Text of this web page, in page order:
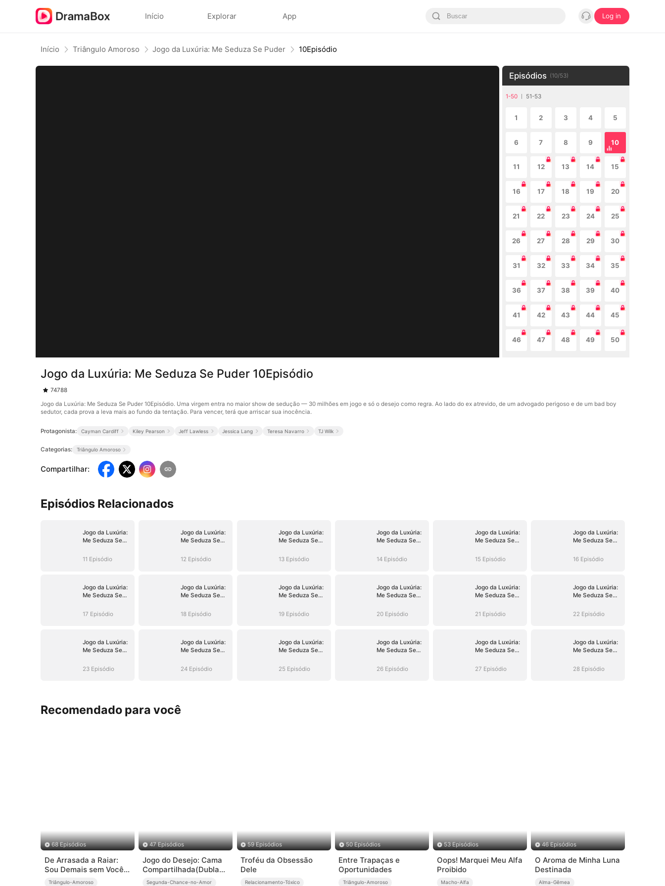
Início Explorar App Log in
Início Triângulo Amoroso Jogo da Luxúria: Me Seduza Se Puder 10Episódio
Episódios (10/53)
1-50 51-53
1 2 3 4 5
6 7 8 9 10
11 12 13 14 15
16 17 18 19 20
21 22 23 24 25
26 27 28 29 30
31 32 33 34 35
36 37 38 39 40
41 42 43 44 45
46 47 48 49 50
Jogo da Luxúria: Me Seduza Se Puder 10Episódio
74788
Jogo da Luxúria: Me Seduza Se Puder 10Episódio. Uma virgem entra no maior show de sedução — 30 milhões em jogo e só o desejo como regra. Ao lado do ex atrevido, de um advogado perigoso e de um bad boy
sedutor, cada prova a leva mais ao fundo da tentação. Para vencer, terá que arriscar sua inocência.
Protagonista: Cayman Cardiff Kiley Pearson Jeff Lawless Jessica Lang Teresa Navarro TJ Wilk
Categorias: Triângulo Amoroso
Compartilhar:
Episódios Relacionados
Jogo da Luxúria:
Me Seduza Se
11 Episódio
Jogo da Luxúria:
Me Seduza Se
12 Episódio
Jogo da Luxúria:
Me Seduza Se
13 Episódio
Jogo da Luxúria:
Me Seduza Se
14 Episódio
Jogo da Luxúria:
Me Seduza Se
15 Episódio
Jogo da Luxúria:
Me Seduza Se
16 Episódio
Jogo da Luxúria:
Me Seduza Se
17 Episódio
Jogo da Luxúria:
Me Seduza Se
18 Episódio
Jogo da Luxúria:
Me Seduza Se
19 Episódio
Jogo da Luxúria:
Me Seduza Se
20 Episódio
Jogo da Luxúria:
Me Seduza Se
21 Episódio
Jogo da Luxúria:
Me Seduza Se
22 Episódio
Jogo da Luxúria:
Me Seduza Se
23 Episódio
Jogo da Luxúria:
Me Seduza Se
24 Episódio
Jogo da Luxúria:
Me Seduza Se
25 Episódio
Jogo da Luxúria:
Me Seduza Se
26 Episódio
Jogo da Luxúria:
Me Seduza Se
27 Episódio
Jogo da Luxúria:
Me Seduza Se
28 Episódio
Recomendado para você
68 Episódios
De Arrasada a Raiar:
Sou Demais sem Vocês
(Dublado)
Triângulo-Amoroso
47 Episódios
Jogo do Desejo: Cama
Compartilhada(Dublado
Segunda-Chance-no-Amor
59 Episódios
Troféu da Obsessão
Dele
Relacionamento-Tóxico
50 Episódios
Entre Trapaças e
Oportunidades
Triângulo-Amoroso
53 Episódios
Oops! Marquei Meu Alfa
Proibido
Macho-Alfa
46 Episódios
O Aroma de Minha Luna
Destinada
Alma-Gêmea